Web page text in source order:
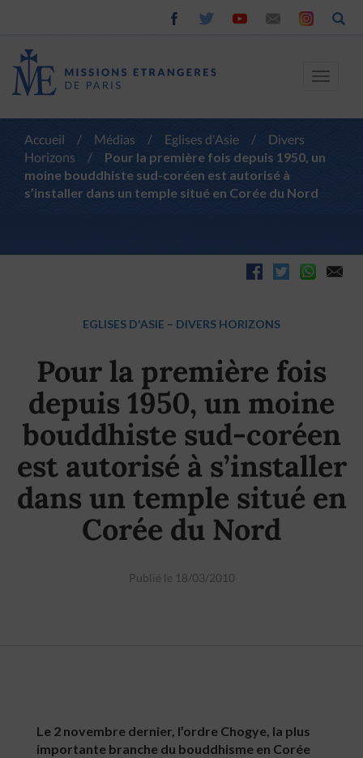
Toggle
Accueil / Médias / Eglises d'Asie /
Divers
Horizons
/
Pour la première fois depuis 1950, un
moine bouddhiste sud-coréen est autorisé à
s’installer dans un temple situé en Corée du Nord
EGLISES D'ASIE – DIVERS HORIZONS
Pour la première fois
depuis 1950, un moine
bouddhiste sud-coréen
est autorisé à s’installer
dans un temple situé en
Corée du Nord
Publié le 18/03/2010
Le 2 novembre dernier, l’ordre Chogye, la plus
importante branche du bouddhisme en Corée